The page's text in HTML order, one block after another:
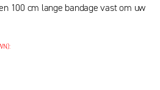
100 cm lange bandage vast om uw